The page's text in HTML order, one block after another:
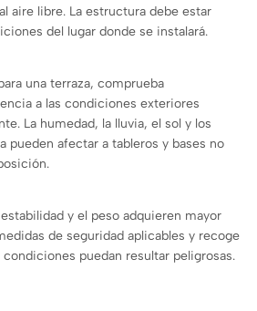
aire libre. La estructura debe estar
del lugar donde se instalará.
una terraza, comprueba
a las condiciones exteriores
La humedad, la lluvia, el sol y los
pueden afectar a tableros y bases no
y el peso adquieren mayor
de seguridad aplicables y recoge
puedan resultar peligrosas.